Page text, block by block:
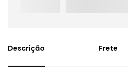
Frete